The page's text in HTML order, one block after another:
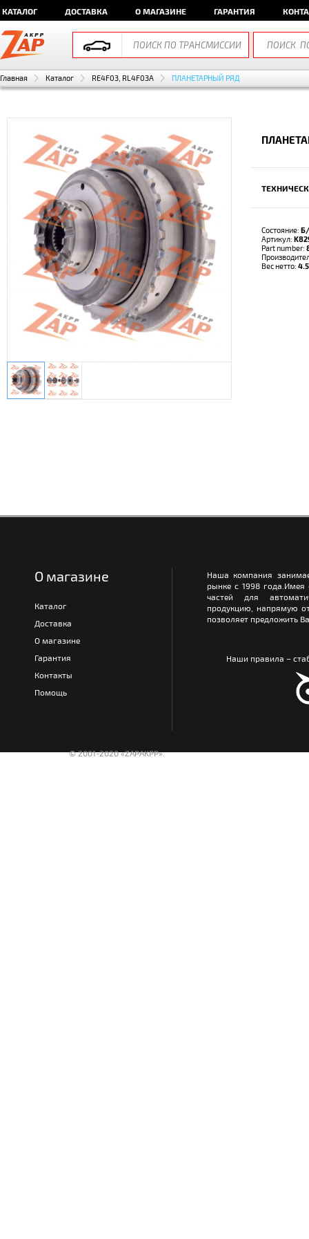
КАТАЛОГ ДОСТАВКА О МАГАЗИНЕ ГАРАНТИЯ
Главная Каталог RE4F03, RL4F03A ПЛАНЕТАРНЫЙ РЯД
Состояние:
Артикул:
Part number:
Вес нетто:
О магазине
Каталог
Доставка
О магазине
Гарантия
Контакты
Помощь
Наша компания
рынке с 1998
частей для
продукцию, напрямую
позволяет предложить
Наши правила –
© 2001-2020 «ZAPAKPP».